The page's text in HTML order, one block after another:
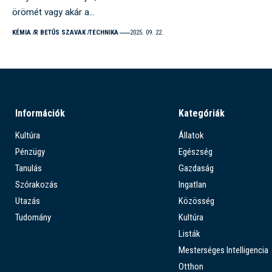
örömét vagy akár a…
KÉMIA R BETŰS SZAVAK TECHNIKA 2025. 09. 22.
Információk
Kultúra
Pénzügy
Tanulás
Szórakozás
Utazás
Tudomány
Kategóriák
Állatok
Egészség
Gazdaság
Ingatlan
Közösség
Kultúra
Listák
Mesterséges Intelligencia
Otthon